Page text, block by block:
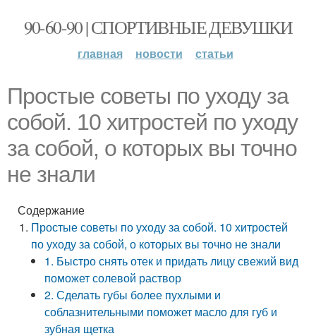
90-60-90 | СПОРТИВНЫЕ ДЕВУШКИ
главная новости статьи
Простые советы по уходу за
собой. 10 хитростей по уходу
за собой, о которых вы точно
не знали
Содержание
Простые советы по уходу за собой. 10 хитростей
по уходу за собой, о которых вы точно не знали
1. Быстро снять отек и придать лицу свежий вид
поможет солевой раствор
2. Сделать губы более пухлыми и
соблазнительными поможет масло для губ и
зубная щетка